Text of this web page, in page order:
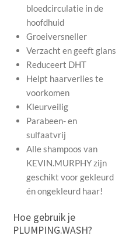
bloedcirculatie in de
hoofdhuid
Groeiversneller
Verzacht en geeft glans
Reduceert DHT
Helpt haarverlies te
voorkomen
Kleurveilig
Parabeen- en
sulfaatvrij
Alle shampoos van
KEVIN.MURPHY zijn
geschikt voor gekleurd
én ongekleurd haar!
Hoe gebruik je
PLUMPING.WASH?